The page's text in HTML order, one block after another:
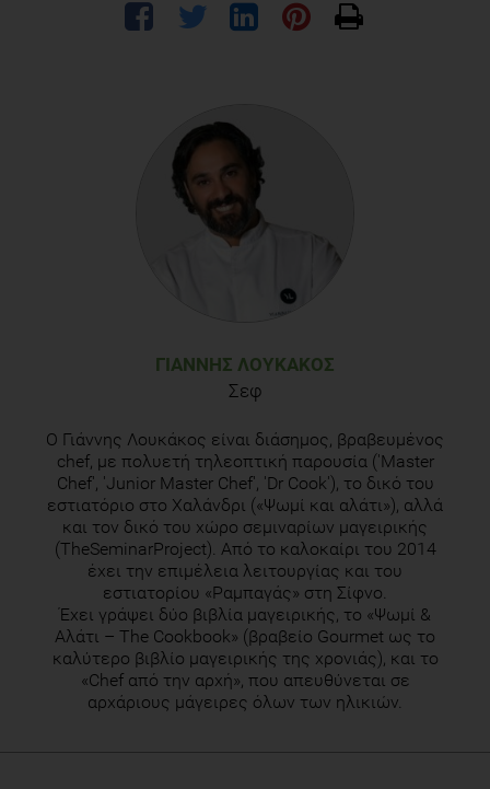
ΓΙΆΝΝΗΣ ΛΟΥΚΆΚΟΣ
Σεφ
O Γιάννης Λουκάκος είναι διάσημος, βραβευμένος
chef, με πολυετή τηλεοπτική παρουσία ('Master
Chef', 'Junior Master Chef', 'Dr Cook'), το δικό του
εστιατόριο στο Χαλάνδρι («Ψωμί και αλάτι»), αλλά
και τον δικό του χώρο σεμιναρίων μαγειρικής
(TheSeminarProject). Από το καλοκαίρι του 2014
έχει την επιμέλεια λειτουργίας και του
εστιατορίου «Ραμπαγάς» στη Σίφνο.
Έχει γράψει δύο βιβλία μαγειρικής, το «Ψωμί &
Αλάτι – Τhe Cookbook» (βραβείο Gourmet ως το
καλύτερο βιβλίο μαγειρικής της χρονιάς), και το
«Chef από την αρχή», που απευθύνεται σε
αρχάριους μάγειρες όλων των ηλικιών.